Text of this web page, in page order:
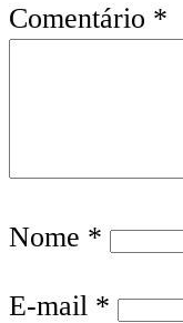
Comentário *
Nome *
E-mail *